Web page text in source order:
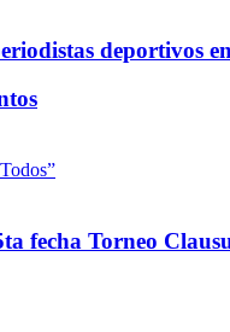
deportivos
fecha Torneo